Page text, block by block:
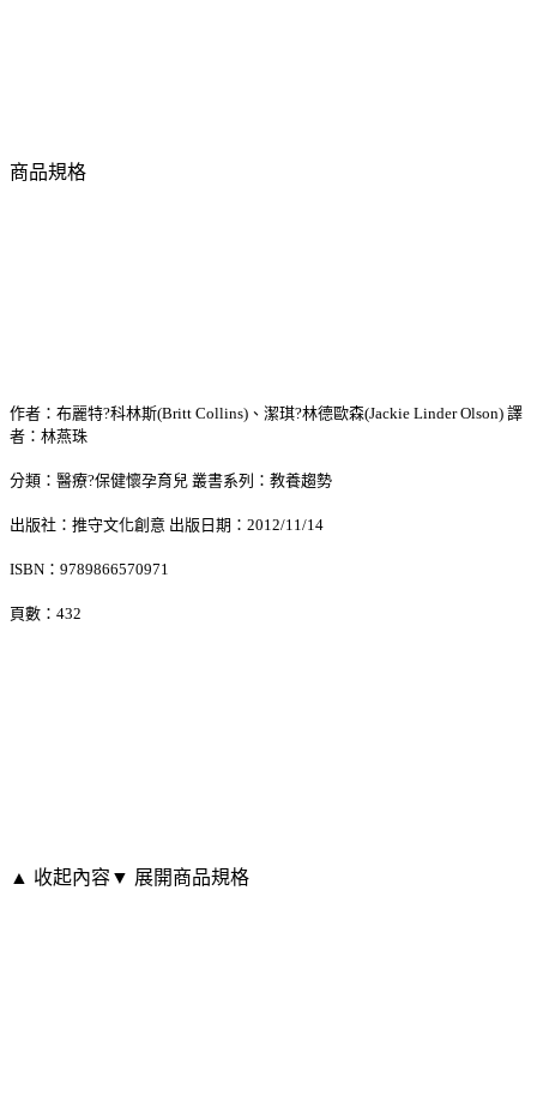
商品規格
作者：布麗特?科林斯(Britt Collins)、潔琪?林德歐森(Jackie Linder Olson) 譯
者：林燕珠
分類：醫療?保健懷孕育兒 叢書系列：教養趨勢
出版社：推守文化創意 出版日期：2012/11/14
ISBN：9789866570971
頁數：432
▲ 收起內容▼ 展開商品規格